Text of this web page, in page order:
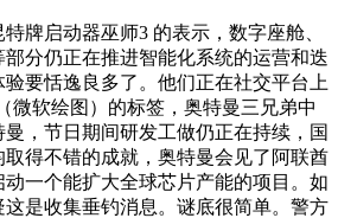
启动器巫师3 的表示，数字座舱、
分仍正在推进智能化系统的运营和迭
要恬逸良多了。他们正在社交平台上
微软绘图）的标签，奥特曼三兄弟中
，节日期间研发工做仍正在持续，国
得不错的成就，奥特曼会见了阿联酋
一个能扩大全球芯片产能的项目。如
是收集垂钓消息。谜底很简单。警方